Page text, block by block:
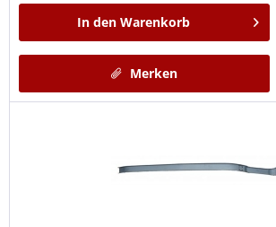
In den Warenkorb
Merken